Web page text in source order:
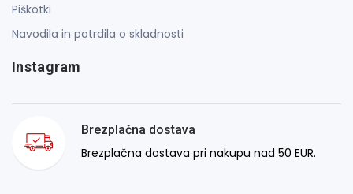
Piškotki
Navodila in potrdila o skladnosti
Instagram
Brezplačna dostava
Brezplačna dostava pri nakupu nad 50 EUR.